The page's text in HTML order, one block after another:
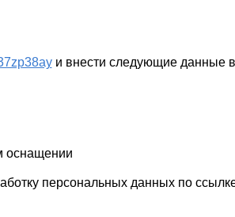
и внести следующие данные в
оснащении
персональных данных по